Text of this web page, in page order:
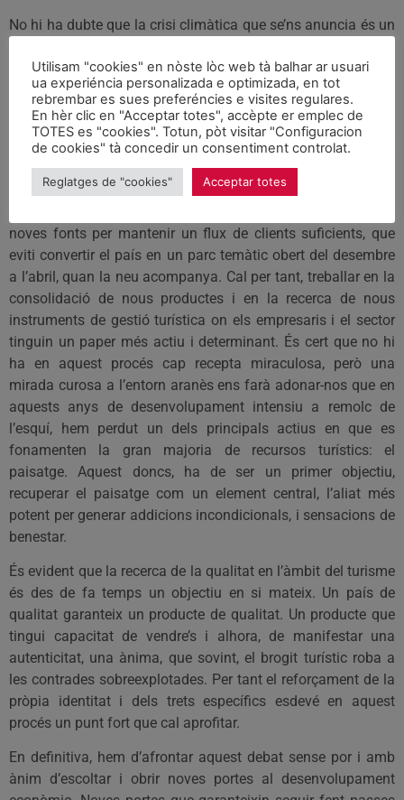
No hi ha dubte que la crisi climàtica que se’ns anuncia és un
model que, òbviament, no és homogeni en aquestes
contrades, malgrat que la neu ha esdevingut un factor clau
en totes elles, amb més o menys intensitat.
L’Aran és on l’esquí ha orientat la gairebé totalitat del sector
vers aquesta activitat com a producte central de la seva
oferta turística, una centralitat a la qual no ha de renunciar,
noves fonts per mantenir un flux de clients suficients, que
eviti convertir el país en un parc temàtic obert del desembre
a l’abril, quan la neu acompanya. Cal per tant, treballar en la
consolidació de nous productes i en la recerca de nous
instruments de gestió turística on els empresaris i el sector
tinguin un paper més actiu i determinant. És cert que no hi
ha en aquest procés cap recepta miraculosa, però una
mirada curosa a l’entorn aranès ens farà adonar-nos que en
aquests anys de desenvolupament intensiu a remolc de
l’esquí, hem perdut un dels principals actius en que es
fonamenten la gran majoria de recursos turístics: el
paisatge. Aquest doncs, ha de ser un primer objectiu,
recuperar el paisatge com un element central, l’aliat més
potent per generar addicions incondicionals, i sensacions de
benestar.
És evident que la recerca de la qualitat en l’àmbit del turisme
és des de fa temps un objectiu en si mateix. Un país de
qualitat garanteix un producte de qualitat. Un producte que
tingui capacitat de vendre’s i alhora, de manifestar una
autenticitat, una ànima, que sovint, el brogit turístic roba a
les contrades sobreexplotades. Per tant el reforçament de la
pròpia identitat i dels trets específics esdevé en aquest
procés un punt fort que cal aprofitar.
En definitiva, hem d’afrontar aquest debat sense por i amb
ànim d’escoltar i obrir noves portes al desenvolupament
Utilisam "cookies" en nòste lòc web tà balhar ar usuari
ua experiéncia personalizada e optimizada, en tot
rebrembar es sues preferéncies e visites regulares.
En hèr clic en "Acceptar totes", accèpte er emplec de
TOTES es "cookies". Totun, pòt visitar "Configuracion
de cookies" tà concedir un consentiment controlat.
Reglatges de "cookies" Acceptar totes